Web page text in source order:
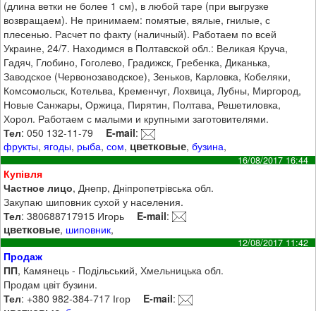
(длина ветки не более 1 см), в любой таре (при выгрузке
возвращаем). Не принимаем: помятые, вялые, гнилые, с
плесенью. Расчет по факту (наличный). Работаем по всей
Украине, 24/7. Находимся в Полтавской обл.: Великая Круча,
Гадяч, Глобино, Гоголево, Градижск, Гребенка, Диканька,
Заводское (Червонозаводское), Зеньков, Карловка, Кобеляки,
Комсомольск, Котельва, Кременчуг, Лохвица, Лубны, Миргород,
Новые Санжары, Оржица, Пирятин, Полтава, Решетиловка,
Хорол. Работаем с малыми и крупными заготовителями.
Тел: 050 132-11-79 E-mail:
фрукты,ягоды, рыба,сом, цветковые,бузина,
16/08/2017 16:44
Купівля
Частное лицо, Днепр, Дніпропетрівська обл.
Закупаю шиповник сухой у населения.
Тел: 380688717915 Игорь E-mail:
цветковые, шиповник,
12/08/2017 11:42
Продаж
ПП, Камянець - Подільський, Хмельницька обл.
Продам цвіт бузини.
Тел: +380 982-384-717 Ігор E-mail: